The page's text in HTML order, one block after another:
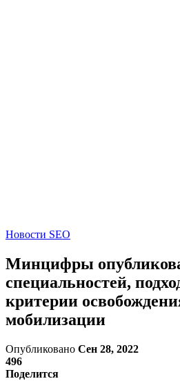
Новости SEO
Минцифры
специальностей,
критерии
мобилизации
Опубликовано Сен 28, 2022
496
Поделится